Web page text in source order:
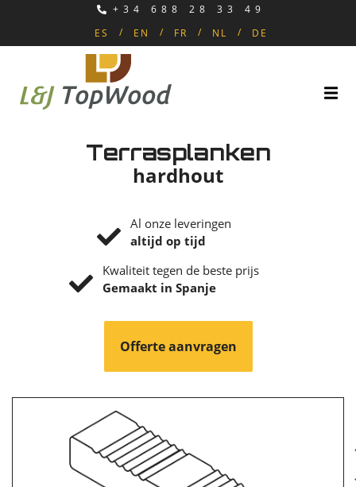
+34 688 28 33 49
ES
EN FR NL DE
Terrasplanken
hardhout
Al onze leveringen
altijd op tijd
Kwaliteit tegen de beste prijs
Gemaakt in Spanje
Offerte aanvragen